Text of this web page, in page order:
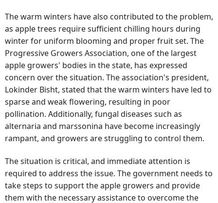
The warm winters have also contributed to the problem,
as apple trees require sufficient chilling hours during
winter for uniform blooming and proper fruit set. The
Progressive Growers Association, one of the largest
apple growers' bodies in the state, has expressed
concern over the situation. The association's president,
Lokinder Bisht, stated that the warm winters have led to
sparse and weak flowering, resulting in poor
pollination. Additionally, fungal diseases such as
alternaria and marssonina have become increasingly
rampant, and growers are struggling to control them.
The situation is critical, and immediate attention is
required to address the issue. The government needs to
take steps to support the apple growers and provide
them with the necessary assistance to overcome the